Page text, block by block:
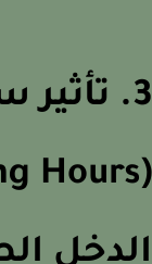
3. تأثير